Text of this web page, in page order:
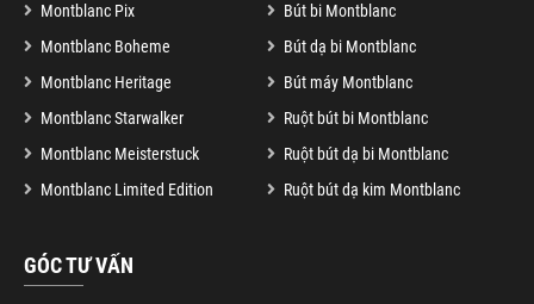
Montblanc Pix
Bút bi Montblanc
Montblanc Boheme
Bút dạ bi Montblanc
Montblanc Heritage
Bút máy Montblanc
Montblanc Starwalker
Ruột bút bi Montblanc
Montblanc Meisterstuck
Ruột bút dạ bi Montblanc
Montblanc Limited Edition
Ruột bút dạ kim Montblanc
GÓC TƯ VẤN